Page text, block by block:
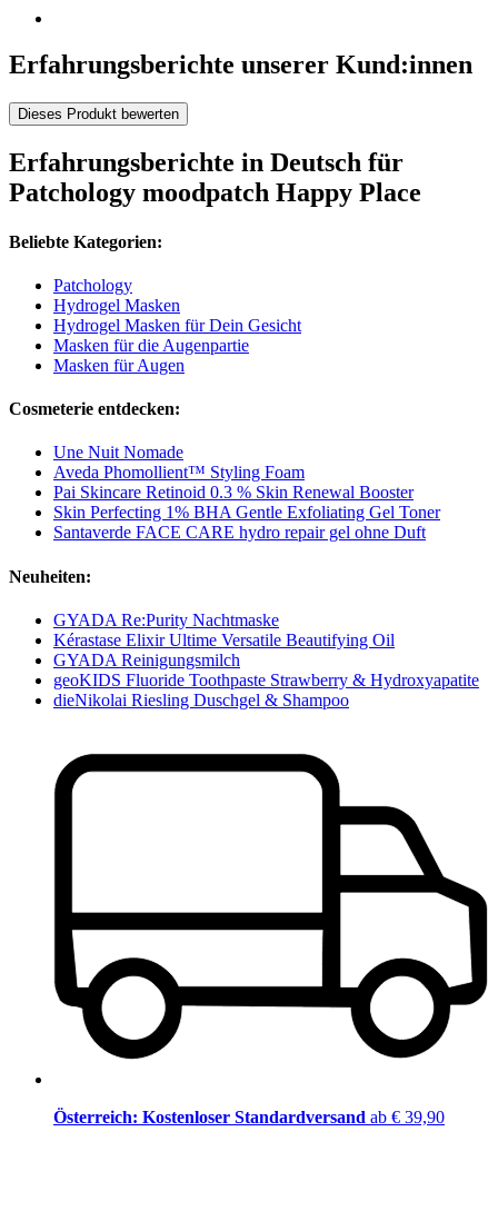
Erfahrungsberichte unserer Kund:innen
Dieses Produkt bewerten
Erfahrungsberichte in Deutsch für
Patchology moodpatch Happy Place
Beliebte Kategorien:
Patchology
Hydrogel Masken
Hydrogel Masken für Dein Gesicht
Masken für die Augenpartie
Masken für Augen
Cosmeterie entdecken:
Une Nuit Nomade
Aveda Phomollient™ Styling Foam
Pai Skincare Retinoid 0.3 % Skin Renewal Booster
Skin Perfecting 1% BHA Gentle Exfoliating Gel Toner
Santaverde FACE CARE hydro repair gel ohne Duft
Neuheiten:
GYADA Re:Purity Nachtmaske
Kérastase Elixir Ultime Versatile Beautifying Oil
GYADA Reinigungsmilch
geoKIDS Fluoride Toothpaste Strawberry & Hydroxyapatite
dieNikolai Riesling Duschgel & Shampoo
Österreich: Kostenloser Standardversand ab € 39,90